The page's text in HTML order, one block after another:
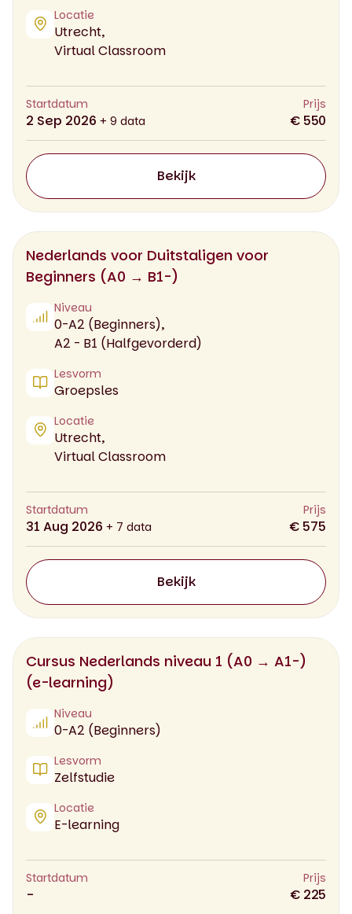
Locatie
Utrecht,
Virtual Classroom
Startdatum
2 Sep 2026 + 9 data
Prijs
€ 550
Bekijk
Nederlands voor Duitstaligen voor
Beginners (A0 → B1-)
Niveau
0-A2 (Beginners),
A2 - B1 (Halfgevorderd)
Lesvorm
Groepsles
Locatie
Utrecht,
Virtual Classroom
Startdatum
31 Aug 2026 + 7 data
Prijs
€ 575
Bekijk
Cursus Nederlands niveau 1 (A0 → A1-)
(e-learning)
Niveau
0-A2 (Beginners)
Lesvorm
Zelfstudie
Locatie
E-learning
Startdatum
-
Prijs
€ 225